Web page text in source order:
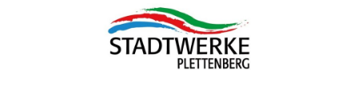
Skip To Content